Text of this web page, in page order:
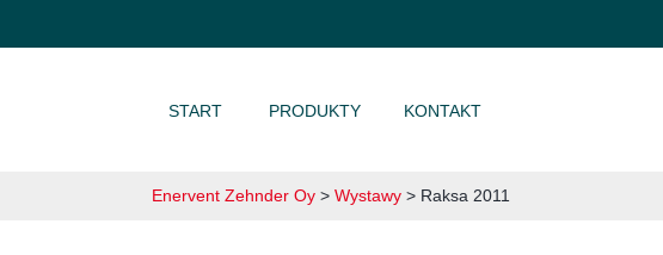
START PRODUKTY KONTAKT
Enervent Zehnder Oy > Wystawy > Raksa 2011